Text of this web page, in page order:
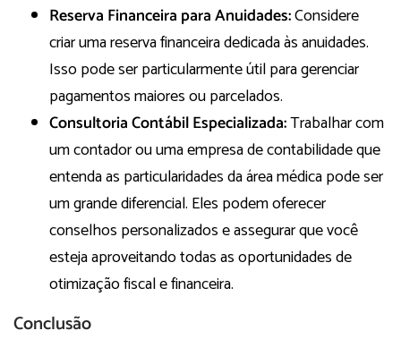
Reserva Financeira para Anuidades:Considere
criar uma reserva financeira dedicada às anuidades.
Isso pode ser particularmente útil para gerenciar
pagamentos maiores ou parcelados.
Consultoria Contábil Especializada:Trabalhar com
um contador ou uma empresa de contabilidade que
entenda as particularidades da área médica pode ser
um grande diferencial. Eles podem oferecer
conselhos personalizados e assegurar que você
esteja aproveitando todas as oportunidades de
otimização fiscal e financeira.
Conclusão